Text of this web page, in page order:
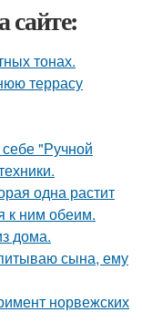
сайте:
тонах.
террасу
"Ручной
одна растит
к ним обеим.
дома.
сына, ему
норвежских